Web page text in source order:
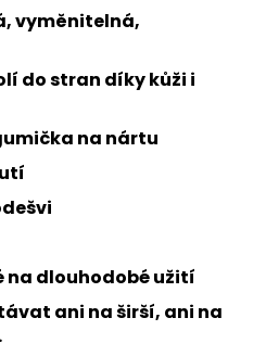
vyměnitelná,
do stran díky kůži i
na nártu
na dlouhodobé užití
ani na širší, ani na